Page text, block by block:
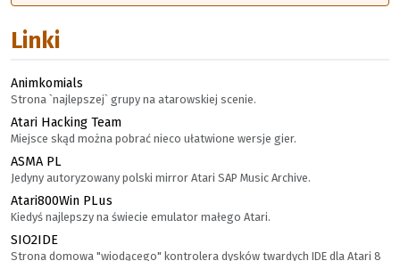
Linki
Animkomials
Strona `najlepszej` grupy na atarowskiej scenie.
Atari Hacking Team
Miejsce skąd można pobrać nieco ułatwione wersje gier.
ASMA PL
Jedyny autoryzowany polski mirror Atari SAP Music Archive.
Atari800Win PLus
Kiedyś najlepszy na świecie emulator małego Atari.
SIO2IDE
Strona domowa "wiodącego" kontrolera dysków twardych IDE dla Atari 8